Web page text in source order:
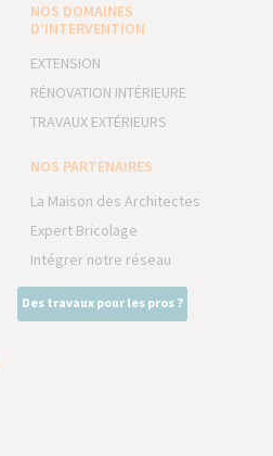
NOS DOMAINES
D’INTERVENTION
EXTENSION
RÉNOVATION INTÉRIEURE
TRAVAUX EXTÉRIEURS
NOS PARTENAIRES
La Maison des Architectes
Expert Bricolage
Intégrer notre réseau
Des travaux pour les pros ?